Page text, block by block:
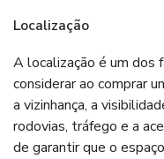
Localização
A localização é um dos
considerar ao comprar
a vizinhança, a
rodovias, tráfego e a
de garantir que o